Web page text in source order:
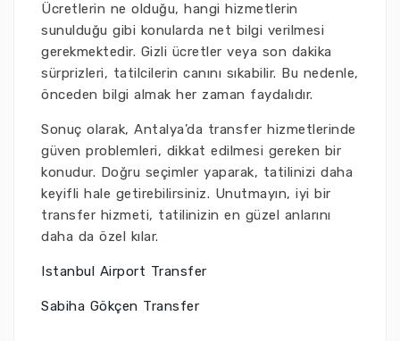
Ücretlerin ne olduğu, hangi hizmetlerin
sunulduğu gibi konularda net bilgi verilmesi
gerekmektedir. Gizli ücretler veya son dakika
sürprizleri, tatilcilerin canını sıkabilir. Bu nedenle,
önceden bilgi almak her zaman faydalıdır.
Sonuç olarak, Antalya’da transfer hizmetlerinde
güven problemleri, dikkat edilmesi gereken bir
konudur. Doğru seçimler yaparak, tatilinizi daha
keyifli hale getirebilirsiniz. Unutmayın, iyi bir
transfer hizmeti, tatilinizin en güzel anlarını
daha da özel kılar.
Istanbul Airport Transfer
Sabiha Gökçen Transfer